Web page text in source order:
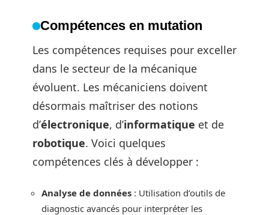
Compétences en mutation
Les compétences requises pour exceller
dans le secteur de la mécanique
évoluent. Les mécaniciens doivent
désormais maîtriser des notions
d’électronique, d’informatique et de
robotique. Voici quelques
compétences clés à développer :
Analyse de données : Utilisation d’outils de
diagnostic avancés pour interpréter les